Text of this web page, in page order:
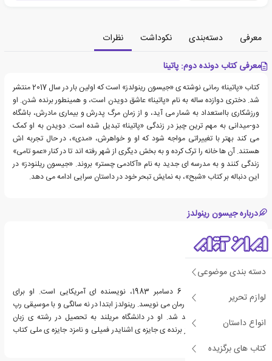
دسته بندی موضوعی
لوازم تحریر
انواع داستان
کتاب های برگزیده
معرفی دسته‌بندی نکوداشت
نظرات
معرفی کتاب دونده دوم: پاتینا
کتاب «پاتینا» رمانی نوشته ی «جیسون رینولدز» است که اولین بار در سال 2017 منتشر
شد. دختری دوازده ساله به نام «پاتینا» عاشق دویدن است، و همینطور برنده شدن. او
ورزشکاری بااستعداد به شمار می آید، و از زمان مرگ پدرش و بیماری مادرش، باشگاه
دو-میدانی به مهم ترین چیز در زندگی «پاتینا» تبدیل شده است. دویدن به او کمک
می کند بهتر با تغییراتی مواجه شود که او و خواهرش، «مدی»، در حال تجربه اش
هستند. آن ها خانه را ترک کرده و به بخش دیگری از شهر رفته اند تا در کنار «عمو تامی»
زندگی کنند و به مدرسه ای جدید به نام «آکادمی چستر» بروند. «جیسون ریلنودز» در
این دنباله بر کتاب «شبح»، به نمایش تبحر خود در داستان سرایی ادامه می دهد.
درباره جیسون رینولدز
جیسون رینولدز، زاده ی 6 دسامبر 1983، نویسنده ای آمریکایی است. او برای
مخاطبین نوجوان، شعر و رمان می نویسد. رینولدز ابتدا در نه سالگی و با موسیقی رپ
به نوشتن شعر علاقه مند شد. او در دانشگاه مریلند به تحصیل در رشته ی زبان
انگلیسی پرداخت. رینولدز برنده ی جایزه ی اشنایدر فمیلی و نامزد جایزه ی ملی کتاب
امریکا بوده است.